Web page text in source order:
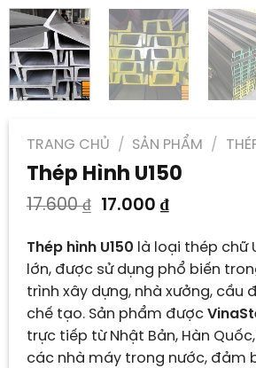
TRANG CHỦ / SẢN PHẨM /
Thép Hình U150
17.600₫
Giá
là:
17.600 ₫.
17.000 ₫Giá
tại
là:
17.000 ₫.
Thép hình U150 là loại thép chữ
lớn, được sử dụng phổ biến
trình xây dựng, nhà xưởng, cầu
chế tạo. Sản phẩm được
trực tiếp từ Nhật Bản, Hàn
các nhà máy trong nước, đảm